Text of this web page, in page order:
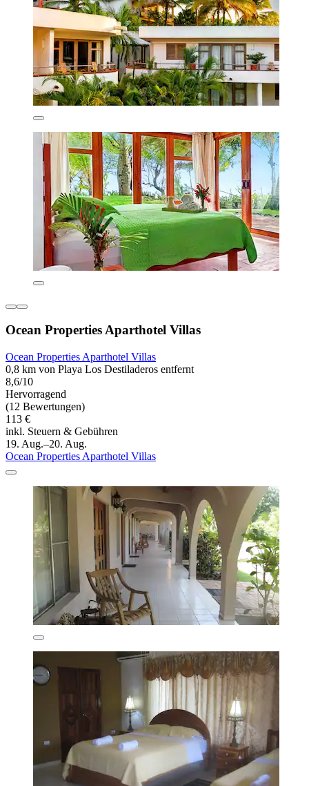
Ocean Properties Aparthotel Villas
Ocean Properties Aparthotel Villas
0,8 km von Playa Los Destiladeros entfernt
8,6/10
Hervorragend
(12 Bewertungen)
113 €
inkl. Steuern & Gebühren
19. Aug.–20. Aug.
Ocean Properties Aparthotel Villas